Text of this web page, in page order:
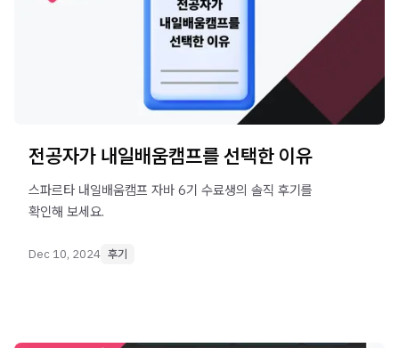
전공자가 내일배움캠프를 선택한 이유
스파르타 내일배움캠프 자바 6기 수료생의 솔직 후기를
확인해 보세요.
Dec 10, 2024 후기